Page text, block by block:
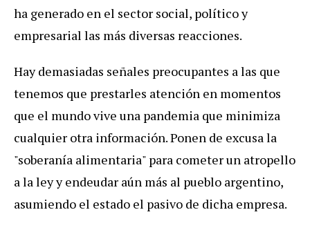
ha generado en el sector social, político y
empresarial las más diversas reacciones.
Hay demasiadas señales preocupantes a las que
tenemos que prestarles atención en momentos
que el mundo vive una pandemia que minimiza
cualquier otra información. Ponen de excusa la
"soberanía alimentaria" para cometer un atropello
a la ley y endeudar aún más al pueblo argentino,
asumiendo el estado el pasivo de dicha empresa.